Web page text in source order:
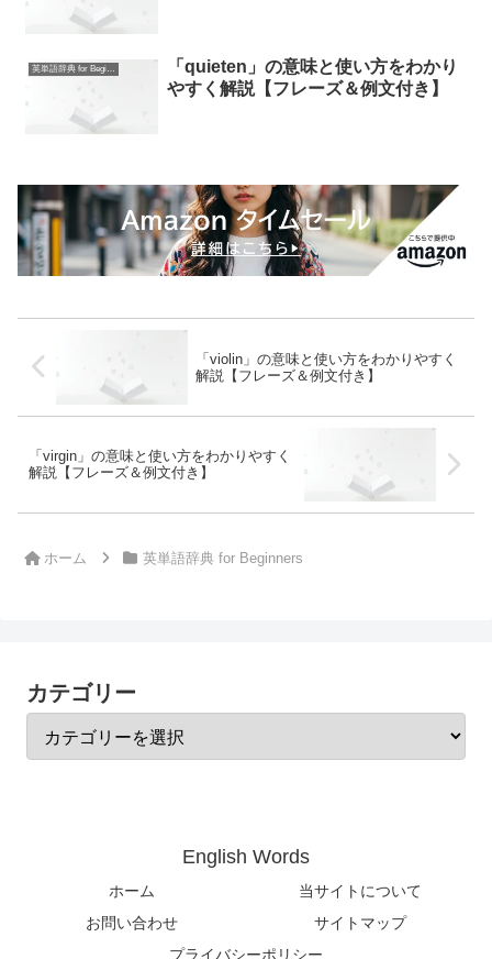
英単語辞典 for Beginners
「quieten」の意味と使い方をわかり
やすく解説【フレーズ＆例文付き】
「violin」の意味と使い方をわかりやすく
解説【フレーズ＆例文付き】
「virgin」の意味と使い方をわかりやすく
解説【フレーズ＆例文付き】
ホーム 英単語辞典 for Beginners
カテゴリー
English Words
ホーム
当サイトについて
お問い合わせ
サイトマップ
プライバシーポリシー